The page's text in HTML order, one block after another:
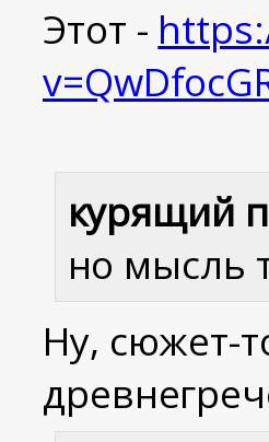
Этот -
курящий
но мысль
Ну, сюжет-